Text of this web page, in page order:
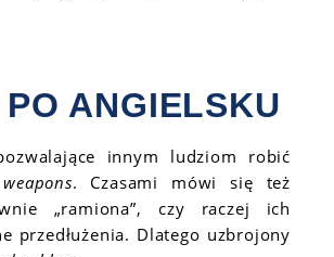
ANGIELSKU
innym ludziom robić
weapons. Czasami mówi się też
„ramiona”, czy raczej ich
przedłużenia. Dlatego uzbrojony